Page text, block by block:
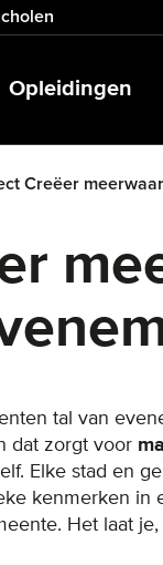
Opleidingen
Creëer
tal van
dat zorgt voor
Elke stad en
kenmerken
Het laat